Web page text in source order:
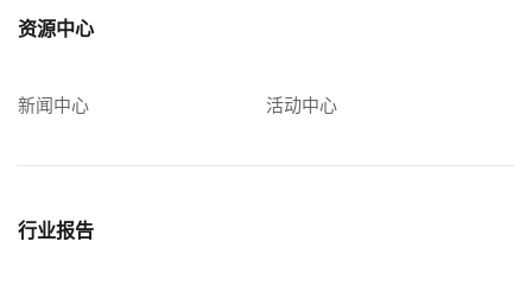
资源中心
新闻中心 活动中心
行业报告